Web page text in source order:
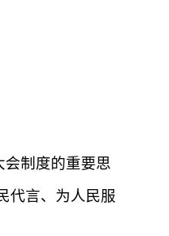
制度的重要思
代言、为人民服